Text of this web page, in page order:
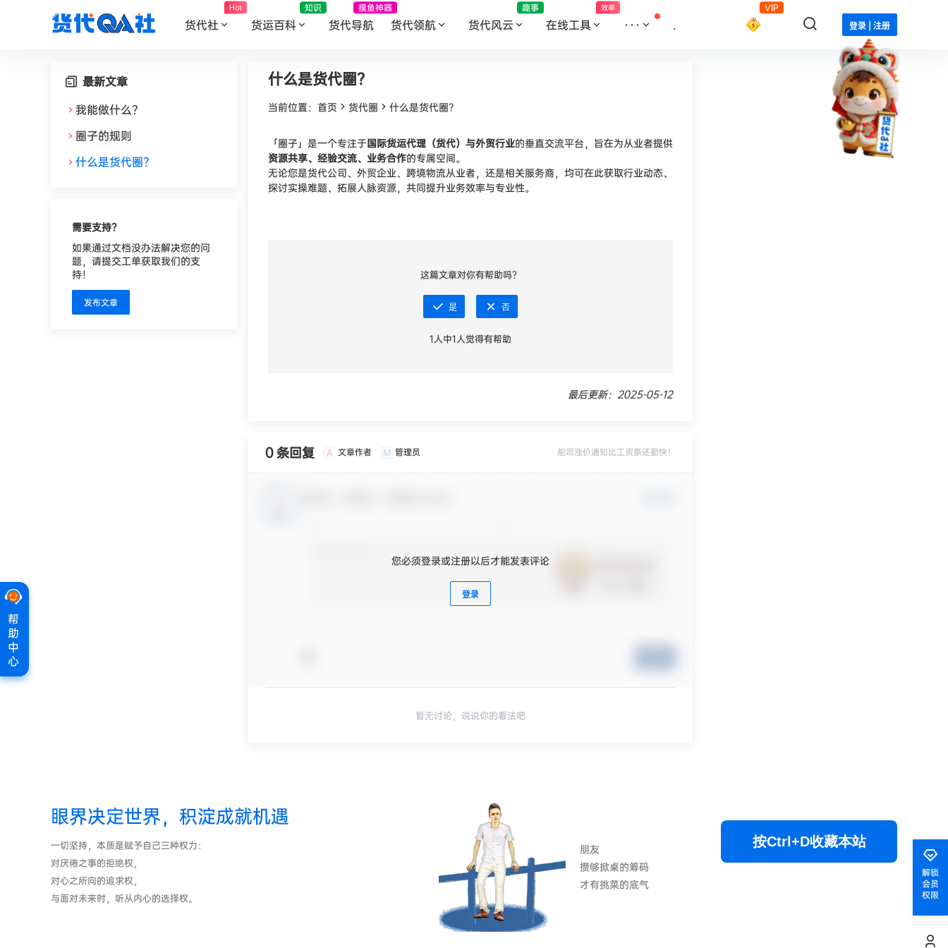
帮
助
中
心
VIP
登录 | 注册
货代社
Hot
货运百科
知识
货代导航
摸鱼神器
货代领航 货代风云
趣事
在线工具
效率
··· .
最新文章
我能做什么？
圈子的规则
什么是货代圈？
需要支持？
如果通过文档没办法解决您的问
题，请提交工单获取我们的支
持！
发布文章
什么是货代圈？
当前位置： 首页 货代圈 什么是货代圈？
「圈子」是一个专注于国际货运代理（货代）与外贸行业的垂直交流平台，旨在为从业者提供
资源共享、经验交流、业务合作的专属空间。
无论您是货代公司、外贸企业、跨境物流从业者，还是相关服务商，均可在此获取行业动态、
探讨实操难题、拓展人脉资源，共同提升业务效率与专业性。
这篇文章对你有帮助吗？
是 否
1人中1人觉得有帮助
最后更新：2025-05-12
0 条回复 A 文章作者 M 管理员 船司涨价通知比工资条还勤快！
您必须登录或注册以后才能发表评论
登录
暂无讨论，说说你的看法吧
解锁
会员
权限
眼界决定世界，积淀成就机遇
一切坚持，本质是赋予自己三种权力：
对厌倦之事的拒绝权，
对心之所向的追求权，
与面对未来时，听从内心的选择权。
按Ctrl+D收藏本站
朋友
攒够掀桌的筹码
才有挑菜的底气